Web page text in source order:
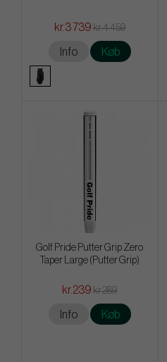
kr.3 739 kr.4 459
Info Køb
Golf Pride Putter Grip Zero
Taper Large (Putter Grip)
kr.239 kr.289
Info Køb